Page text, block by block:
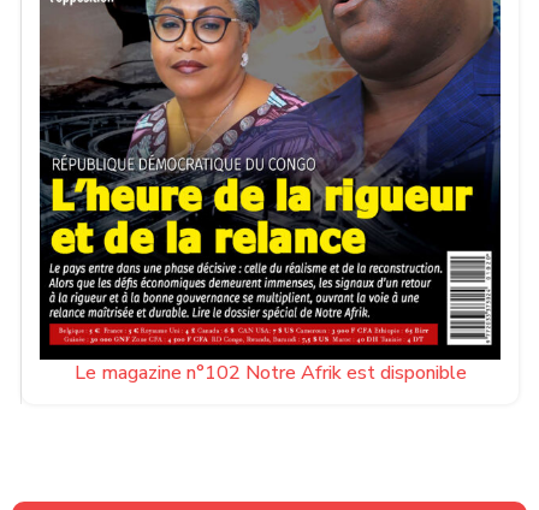
Le magazine n°102 Notre Afrik est disponible